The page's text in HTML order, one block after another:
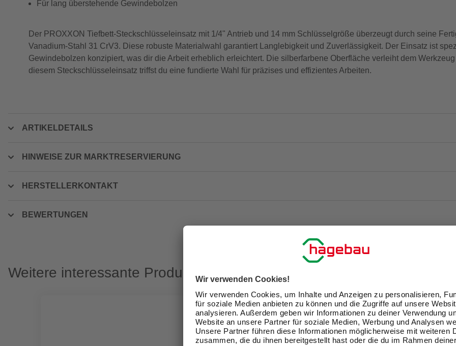
Für lang überstehende Gewindebolzen
Der PROXXON Tiefbett-Steckschlüsseleinsatz mit 1/4" Antrieb und 14 mm Schlüsselgröße überzeugt durch seine
Vanadium-Stahl 31 CrV3. Diese robuste Materialwahl garantiert Langlebigkeit und Zuverlässigkeit. Der Einsatz ist
Gewindebolzen konzipiert, was dir die Arbeit erheblich erleichtert. Die silberfarbene Oberfläche verleiht dem
diesem Steckschlüsseleinsatz triffst du eine fundierte Wahl für präzises und effizientes Arbeiten.
ARTIKELDETAILS
HINWEISE ZUR MARKTRESERVIERUNG
HERSTELLERKONTAKT
BEWERTUNGEN
Weitere interessante Produkte